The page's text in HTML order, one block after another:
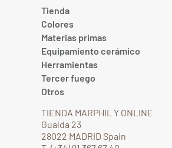
Tienda
Colores
Materias primas
Equipamiento cerámico
Herramientas
Tercer fuego
Otros
TIENDA MARPHIL Y ONLINE
Gualda 23
28022 MADRID Spain